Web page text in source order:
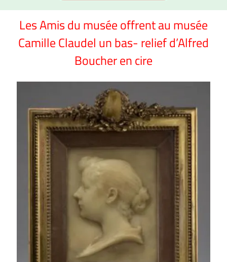
Les Amis du musée offrentau musée
Camille Claudel un bas- reliefd’Alfred
Boucher en cire